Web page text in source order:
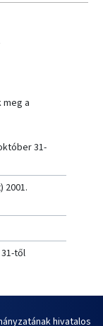
meg a
31-
2001.
től
hivatalos